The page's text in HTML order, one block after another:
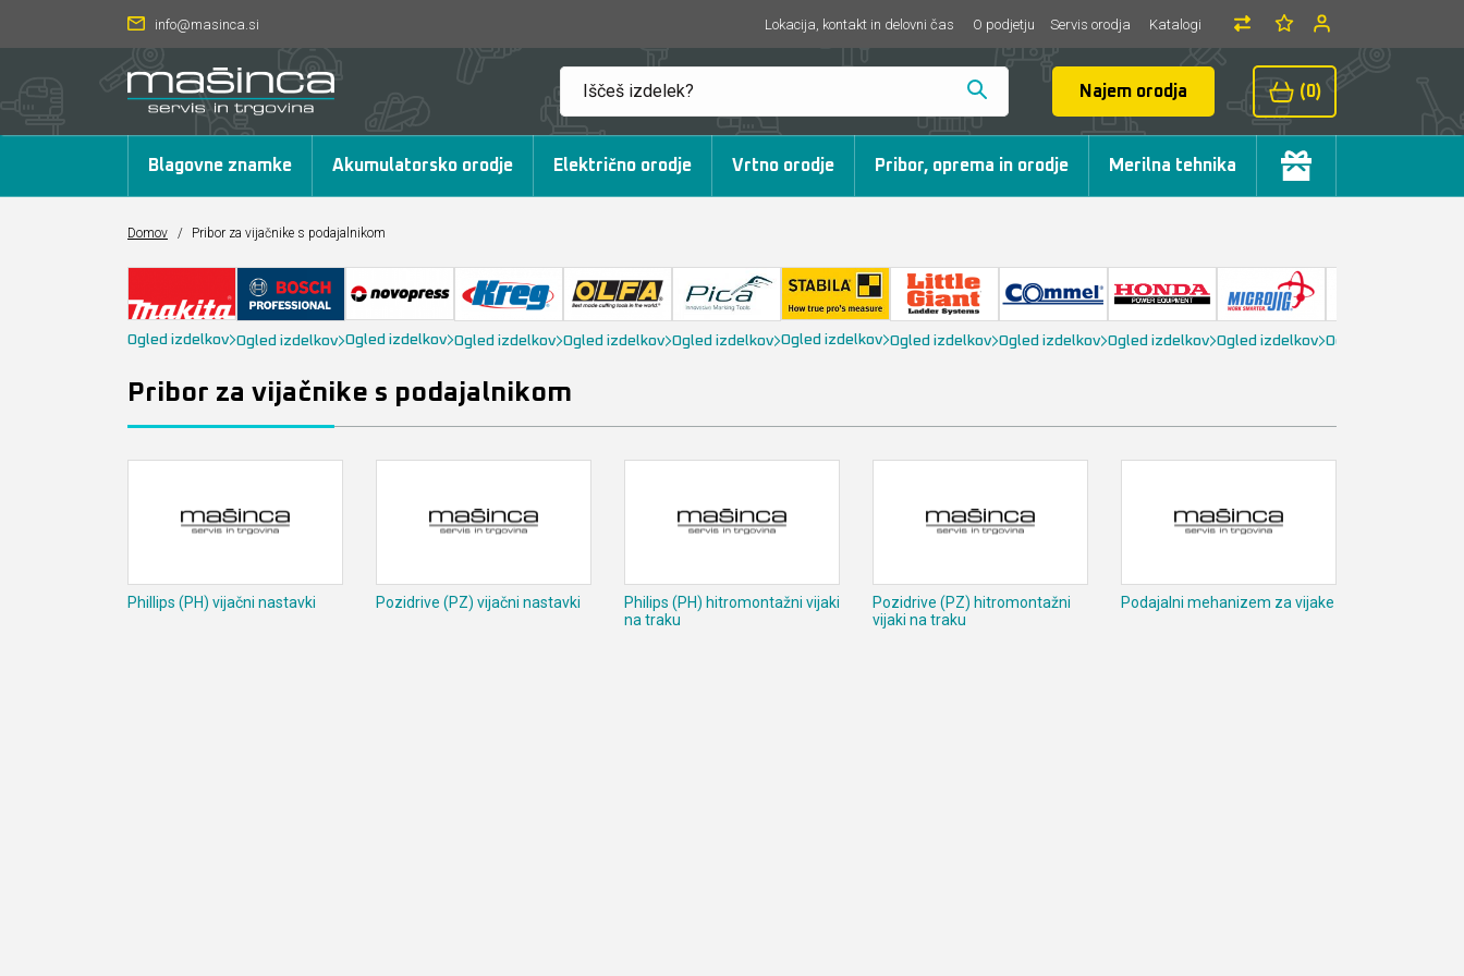
info@masinca.si Lokacija, kontakt in delovni čas O podjetju Servis orodja Katalogi
Najem orodja (0)
Blagovne znamke Akumulatorsko orodje Električno orodje Vrtno orodje Pribor, oprema in orodje Merilna tehnika
Domov / Pribor za vijačnike s podajalnikom
Ogled izdelkov Ogled izdelkov Ogled izdelkov Ogled izdelkov Ogled izdelkov Ogled izdelkov Ogled izdelkov Ogled izdelkov Ogled izdelkov Ogled izdelkov Ogled izdelkov Ogled izdelkov
Pribor za vijačnike s podajalnikom
Phillips (PH) vijačni nastavki Pozidrive (PZ) vijačni nastavki
Philips (PH) hitromontažni vijaki
na traku
Pozidrive (PZ) hitromontažni
vijaki na traku
Podajalni mehanizem za vijake